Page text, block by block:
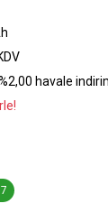
havale